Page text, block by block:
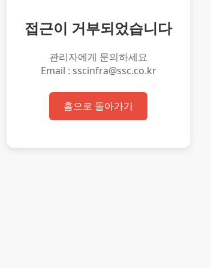
접근이 거부되었습니다
관리자에게 문의하세요
Email : sscinfra@ssc.co.kr
홈으로 돌아가기